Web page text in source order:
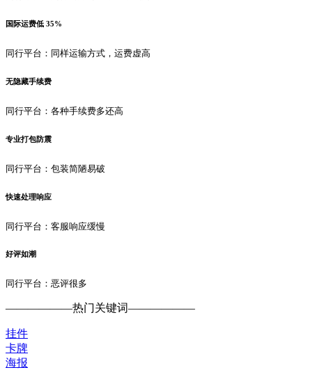
国际运费低 35%
同行平台：同样运输方式，运费虚高
无隐藏手续费
同行平台：各种手续费多还高
专业打包防震
同行平台：包装简陋易破
快速处理响应
同行平台：客服响应缓慢
好评如潮
同行平台：恶评很多
——————热门关键词——————
挂件
卡牌
海报